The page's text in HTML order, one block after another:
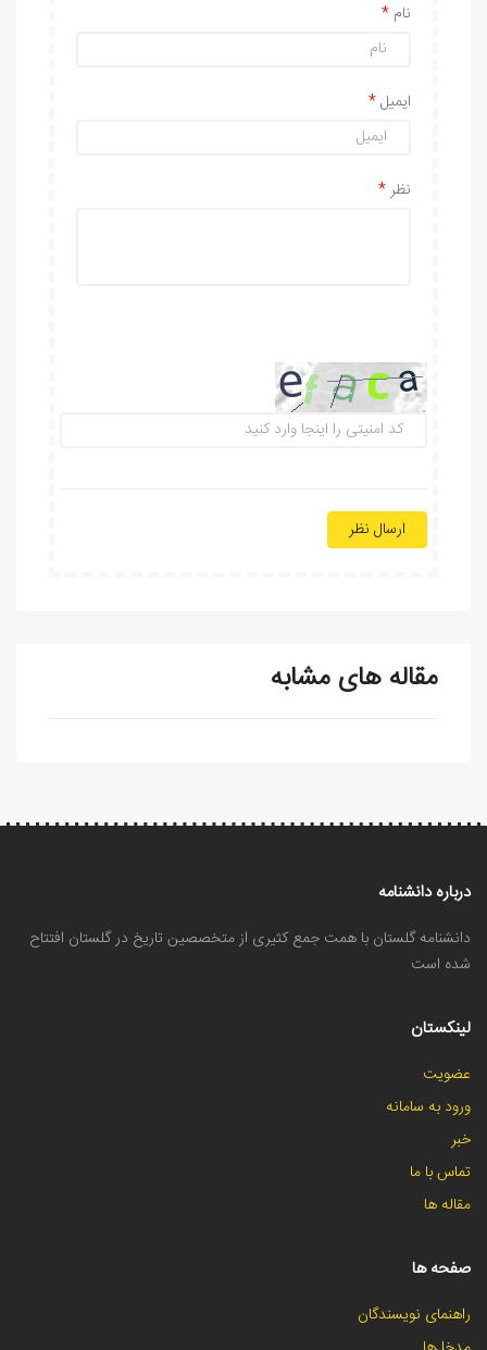
نام
ایمیل
نظر
ارسال نظر
مقاله های مشابه
درباره دانشنامه
دانشنامه گلستان با همت جمع کثیری از متخصصین تاریخ در گلستان افتتاح
شده است
لینکستان
عضویت
ورود به سامانه
خبر
تماس با ما
مقاله ها
صفحه ها
راهنمای نویسندگان